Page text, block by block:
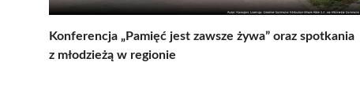
Konferencja „Pamięć jest zawsze żywa” oraz spotkania
z młodzieżą w regionie